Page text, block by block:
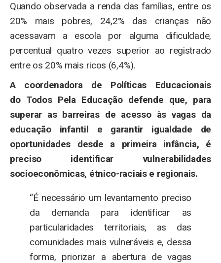
Quando observada a renda das famílias, entre os
20% mais pobres, 24,2% das crianças não
acessavam a escola por alguma dificuldade,
percentual quatro vezes superior ao registrado
entre os 20% mais ricos (6,4%).
A coordenadora de Políticas Educacionais
do Todos Pela Educação defende que, para
superar as barreiras de acesso às vagas da
educação infantil e garantir igualdade de
oportunidades desde a primeira infância, é
preciso identificar vulnerabilidades
socioeconômicas, étnico-raciais e regionais.
“É necessário um levantamento preciso
da demanda para identificar as
particularidades territoriais, as das
comunidades mais vulneráveis e, dessa
forma, priorizar a abertura de vagas